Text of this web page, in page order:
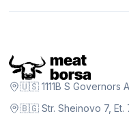
🇺🇸 1111B S Governors
🇧🇬 Str. Sheinovo 7, Et.